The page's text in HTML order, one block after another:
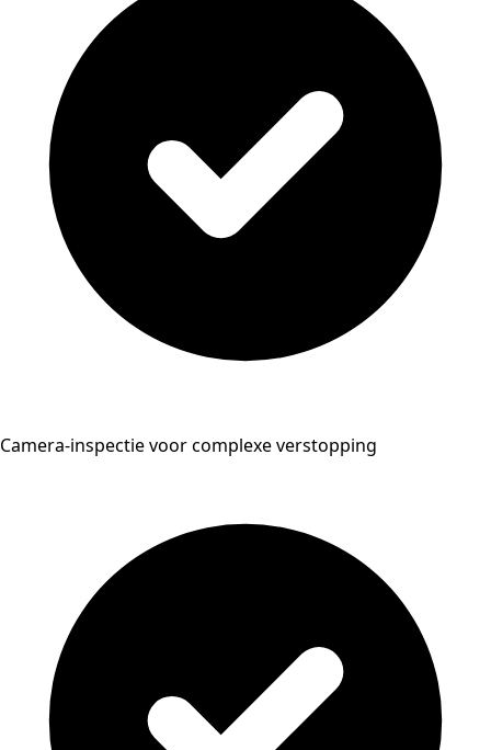
Camera-inspectie voor complexe verstopping